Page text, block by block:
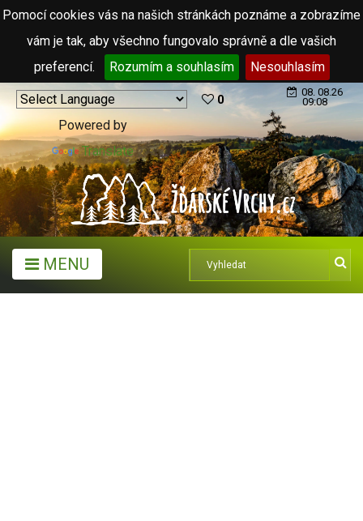
Pomocí cookies vás na našich stránkách poznáme a zobrazíme
vám je tak, aby všechno fungovalo správně a dle vašich
preferencí.
Rozumím a souhlasím Nesouhlasím
Powered by
Translate
0
08. 08.26
09:08
MENU